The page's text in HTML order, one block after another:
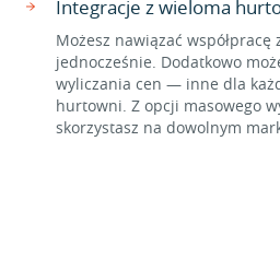
Integracje z wieloma
Możesz nawiązać
jednocześnie. Dodatkowo
wyliczania cen — inne dla
hurtowni. Z opcji masowego
skorzystasz na dowolnym